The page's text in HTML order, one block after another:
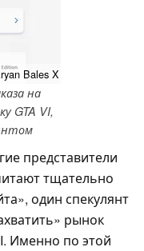
Bales X
на
GTA VI,
представители
тщательно
один спекулянт
рынок
Именно по этой